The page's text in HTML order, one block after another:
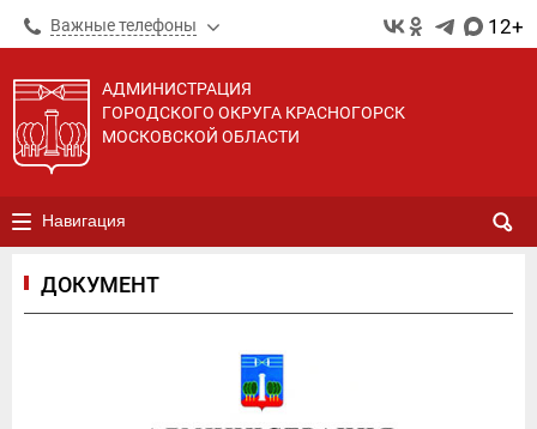
Важные телефоны 12+
АДМИНИСТРАЦИЯ
ГОРОДСКОГО ОКРУГА КРАСНОГОРСК
МОСКОВСКОЙ ОБЛАСТИ
Навигация
ДОКУМЕНТ